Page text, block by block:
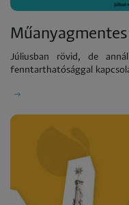
Júliusban rövid, de
fenntarthatósággal